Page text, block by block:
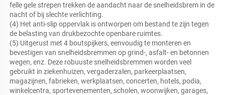
felle gele strepen trekken de aandacht naar de snelheidsbrem in de
nacht of bij slechte verlichting.
(4) Het anti-slip oppervlak is ontworpen om bestand te zijn tegen
de belasting van drukbezochte openbare ruimtes.
(5) Uitgerust met 4 boutspijkers, eenvoudig te monteren en
bevestigen van snelheidsbremmen op grind-, asfalt- en betonnen
wegen, enz. Deze robuuste snelheidsbremmen worden veel
gebruikt in ziekenhuizen, vergaderzalen, parkeerplaatsen,
magazijnen, fabrieken, werkplaatsen, concerten, hotels, podia,
winkelcentra, sportevenementen, scholen, woonwijken, garages,